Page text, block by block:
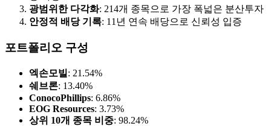
광범위한 다각화: 214개 종목으로 가장 폭넓은 분산투자
안정적 배당 기록: 11년 연속 배당으로 신뢰성 입증
포트폴리오 구성
엑손모빌 : 21.54%
쉐브론: 13.40%
ConocoPhillips: 6.86%
EOG Resources: 3.73%
상위 10개 종목 비중: 98.24%